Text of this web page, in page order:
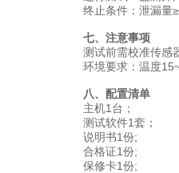
终止条件‌：泄漏量
七、注意事项‌
测试前需校准传感
环境要求：温度
八、配置清单
主机1台；
测试软件1套；
说明书1份;
合格证1份;
保修卡1份;